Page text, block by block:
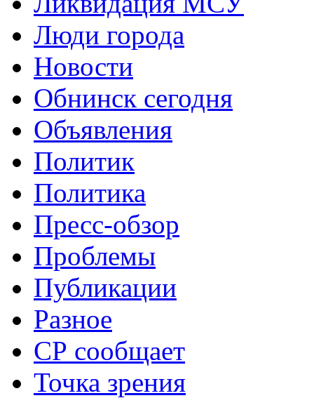
Люди города
Новости
Обнинск сегодня
Объявления
Политик
Политика
Пресс-обзор
Проблемы
Публикации
Разное
СР сообщает
Точка зрения